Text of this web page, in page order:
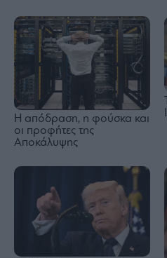
Η απόδραση, η φούσκα και
οι προφήτες της
Αποκάλυψης